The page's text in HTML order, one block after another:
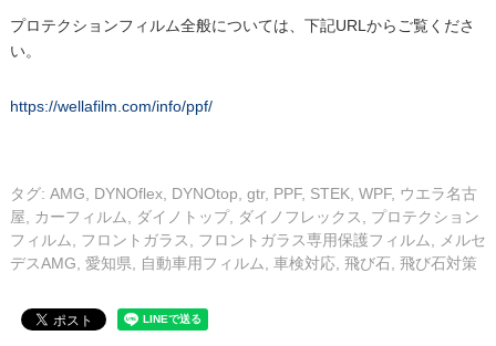
プロテクションフィルム全般については、下記URLからご覧くださ
い。
https://wellafilm.com/info/ppf/
タグ: AMG, DYNOflex, DYNOtop, gtr, PPF, STEK, WPF, ウエラ名古
屋, カーフィルム, ダイノトップ, ダイノフレックス , プロテクション
フィルム, フロントガラス , フロントガラス専用保護フィルム, メルセ
デスAMG, 愛知県, 自動車用フィルム, 車検対応, 飛び石 , 飛び石対策